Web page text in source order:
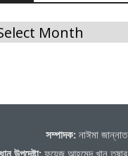
সম্পাদক: নাঈমা জান্নাত